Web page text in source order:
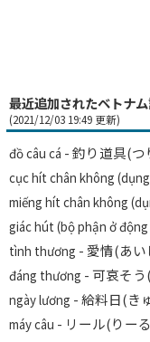
最近追加されたベトナ
(2021/12/03 19:49 更新)
đồ câu cá - 釣り道具(つ
cục hít chân không
miếng hít chân không
giác hút (bộ phận ở
tình thương - 愛情(あい
đáng thương - 可哀そ
ngày lương - 給料日(き
máy câu - リール(りー